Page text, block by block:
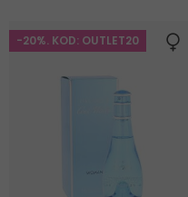
-20%. KOD: OUTLET20